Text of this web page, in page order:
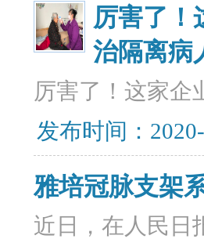
厉害了！
治隔离病
厉害了！这家企
发布时间：
雅培冠脉支架
近日，在人民日